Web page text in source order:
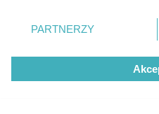
zmienić/wycofać klikając
znajdujący się w lewym
rodzaje przetwarzania
użytkownika, ale masz
przetwarzaniu. Preferencje
PARTNERZY